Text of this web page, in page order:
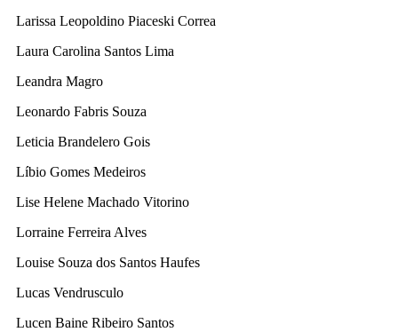
Larissa Leopoldino Piaceski Correa
Laura Carolina Santos Lima
Leandra Magro
Leonardo Fabris Souza
Leticia Brandelero Gois
Líbio Gomes Medeiros
Lise Helene Machado Vitorino
Lorraine Ferreira Alves
Louise Souza dos Santos Haufes
Lucas Vendrusculo
Lucen Baine Ribeiro Santos